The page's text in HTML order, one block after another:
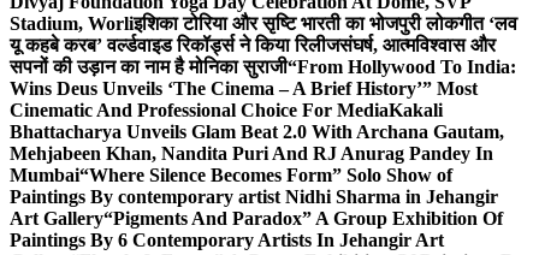
Stadium, Worliइशिका टोरिया और सृष्टि भारती का भोजपुरी लोकगीत ‘लव
यू कहबे करब’ वर्ल्डवाइड रिकॉर्ड्स ने किया रिलीजसंघर्ष, आत्मविश्वास और
सपनों की उड़ान का नाम है मोनिका सुराजी“From Hollywood To India:
Wins Deus Unveils ‘The Cinema – A Brief History’” Most
Cinematic And Professional Choice For MediaKakali
Bhattacharya Unveils Glam Beat 2.0 With Archana Gautam,
Mehjabeen Khan, Nandita Puri And RJ Anurag Pandey In
Mumbai“Where Silence Becomes Form” Solo Show of
Paintings By contemporary artist Nidhi Sharma in Jehangir
Art Gallery“Pigments And Paradox” A Group Exhibition Of
Paintings By 6 Contemporary Artists In Jehangir Art